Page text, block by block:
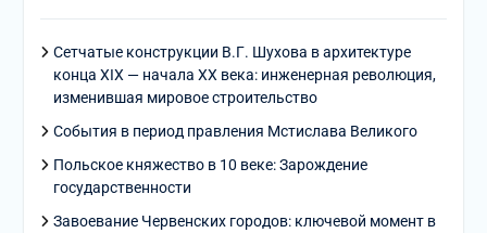
Сетчатые конструкции В.Г. Шухова в архитектуре
конца XIX — начала XX века: инженерная революция,
изменившая мировое строительство
События в период правления Мстислава Великого
Польское княжество в 10 веке: Зарождение
государственности
Завоевание Червенских городов: ключевой момент в